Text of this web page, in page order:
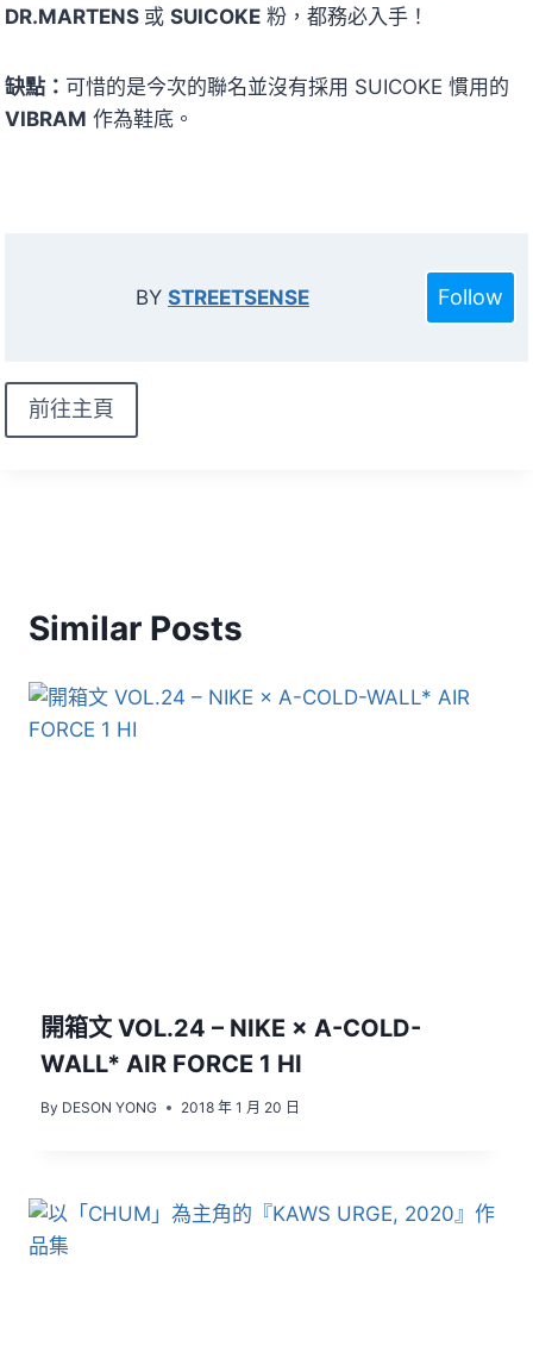
DR.MARTENS 或 SUICOKE 粉，都務必入手！
缺點： 可惜的是今次的聯名並沒有採用 SUICOKE 慣用的
VIBRAM 作為鞋底。
BY STREETSENSE Follow
前往主頁
Similar Posts
開箱文 VOL.24 – NIKE × A-COLD-
WALL* AIR FORCE 1 HI
By DESON YONG 2018 年 1 月 20 日